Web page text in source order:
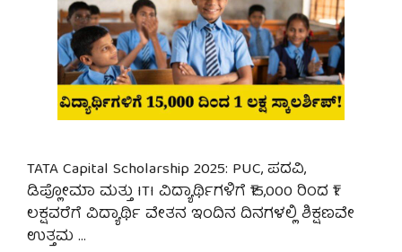
TATA Capital Scholarship 2025: PUC, ಪದವಿ,
ಡಿಪ್ಲೋಮಾ ಮತ್ತು ITI ವಿದ್ಯಾರ್ಥಿಗಳಿಗೆ ₹15,000 ರಿಂದ ₹1
ಲಕ್ಷವರೆಗೆ ವಿದ್ಯಾರ್ಥಿ ವೇತನ ಇಂದಿನ ದಿನಗಳಲ್ಲಿ ಶಿಕ್ಷಣವೇ
ಉತ್ತಮ …